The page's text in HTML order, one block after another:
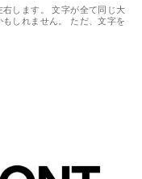
右します。 文字が全て同じ大
しれません。 ただ、文字を